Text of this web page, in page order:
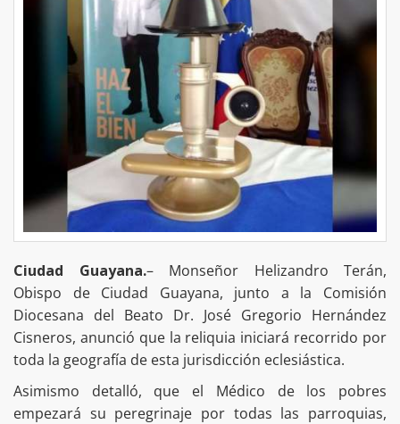
Ciudad Guayana.– Monseñor Helizandro Terán,
Obispo de Ciudad Guayana, junto a la Comisión
Diocesana del Beato Dr. José Gregorio Hernández
Cisneros, anunció que la reliquia iniciará recorrido por
toda la geografía de esta jurisdicción eclesiástica.
Asimismo detalló, que el Médico de los pobres
empezará su peregrinaje por todas las parroquias,